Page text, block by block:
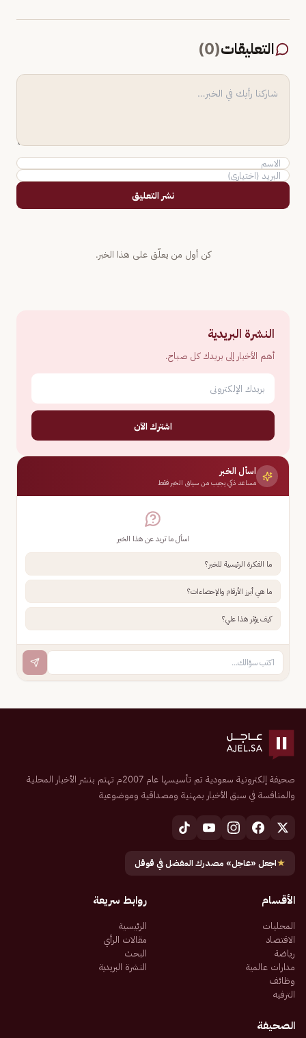
التعليقات(
0
)
نشر التعليق
كن أول من يعلّق على هذا الخبر.
النشرة البريدية
أهم الأخبار إلى بريدك كل صباح.
اشترك الآن
اسأل الخبر
مساعد ذكي يجيب من سياق الخبر فقط
اسأل ما تريد عن هذا الخبر
ما الفكرة الرئيسية للخبر؟
ما هي أبرز الأرقام والإحصاءات؟
كيف يؤثر هذا علي؟
صحيفة إلكترونية سعودية تم تأسيسها عام 2007م تهتم بنشر الأخبار المحلية
والمنافسة في سبق الأخبار بمهنية ومصداقية وموضوعية
★اجعل «عاجل» مصدرك المفضل في قوقل
الأقسام
المحليات
الاقتصاد
رياضة
مدارات عالمية
وظائف
الترفيه
روابط سريعة
الرئيسية
مقالات الرأي
البحث
النشرة البريدية
الصحيفة